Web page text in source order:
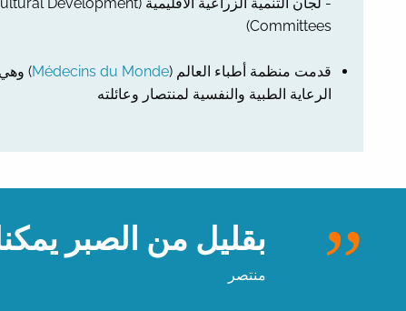
Committees)
قدمت منظمة أطباء العالم (Médecins du Monde
الرعاية الطبية والنفسية لمنتصار وعائلته
بقليل من الصبر
منتصر